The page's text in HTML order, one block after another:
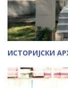
ИСТОРИЈСКИ